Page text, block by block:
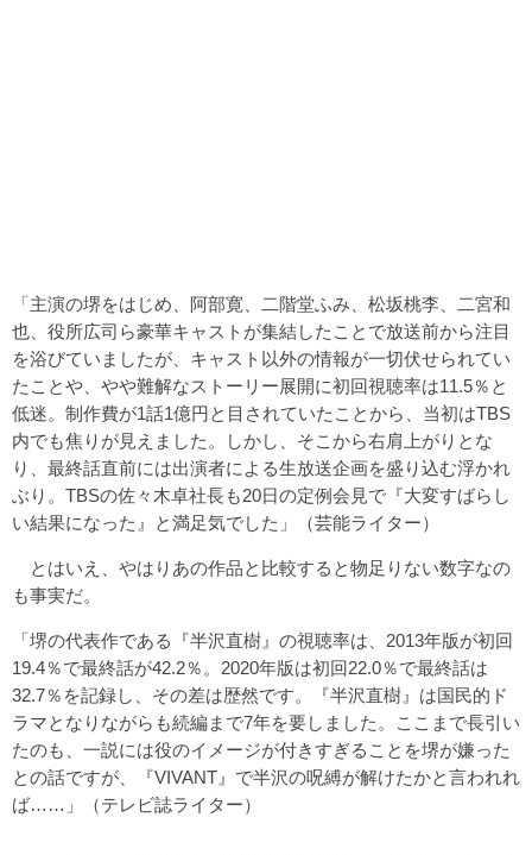
「主演の堺をはじめ、阿部寛、二階堂ふみ、松坂桃李、二宮和
也、役所広司ら豪華キャストが集結したことで放送前から注目
を浴びていましたが、キャスト以外の情報が一切伏せられてい
たことや、やや難解なストーリー展開に初回視聴率は11.5％と
低迷。制作費が1話1億円と目されていたことから、当初はTBS
内でも焦りが見えました。しかし、そこから右肩上がりとな
り、最終話直前には出演者による生放送企画を盛り込む浮かれ
ぶり。TBSの佐々木卓社長も20日の定例会見で『大変すばらし
い結果になった』と満足気でした」（芸能ライター）
とはいえ、やはりあの作品と比較すると物足りない数字なの
も事実だ。
「堺の代表作である『半沢直樹』の視聴率は、2013年版が初回
19.4％で最終話が42.2％。2020年版は初回22.0％で最終話は
32.7％を記録し、その差は歴然です。『半沢直樹』は国民的ド
ラマとなりながらも続編まで7年を要しました。ここまで長引い
たのも、一説には役のイメージが付きすぎることを堺が嫌った
との話ですが、『VIVANT』で半沢の呪縛が解けたかと言われれ
ば……」（テレビ誌ライター）